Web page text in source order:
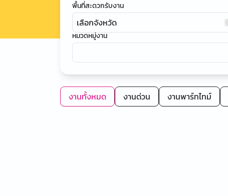
พื้นที่สะดวกรับงาน
เลือกจังหวัด
หมวดหมู่งาน
งานทั้งหมด งานด่วน งานพาร์ทไทม์